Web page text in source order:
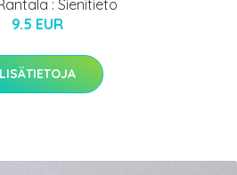
: Sienitieto
9.5 EUR
LISÄTIETOJA